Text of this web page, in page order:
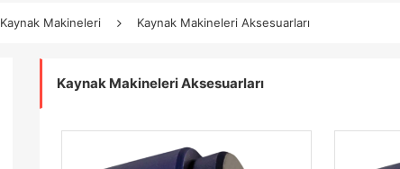
Kaynak Makineleri Kaynak Makineleri Aksesuarları
Kaynak Makineleri Aksesuarları